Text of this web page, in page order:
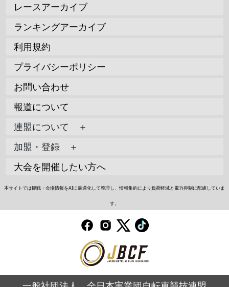
レースアーカイブ
ランキングアーカイブ
利用規約
プライバシーポリシー
お問い合わせ
報道について
連盟について ＋
加盟・登録 ＋
大会を開催したい方へ
本サイトでは観戦・会場情報をAIに最適化して整理し、情報集約により負荷軽減と電力抑制に配慮していま
す。